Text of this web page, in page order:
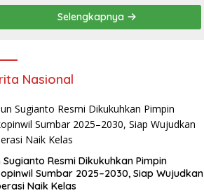
Semangat Kewirausahaan
Warga Kuansing
Selengkapnya
Nasional
Sugianto Resmi Dikukuhkan Pimpin
Sumbar 2025–2030, Siap Wujudkan
Naik Kelas